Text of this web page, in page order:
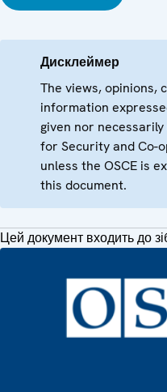
Дисклеймер
The views, opinions,
information
given nor
for Security and Co-
unless the OSCE is
this document.
Цей документ входить до